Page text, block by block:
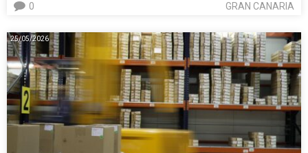
GRAN CANARIA
0
25/05/2026